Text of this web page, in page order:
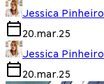
Jessica Pinheiro
20.mar.25
Jessica Pinheiro
20.mar.25